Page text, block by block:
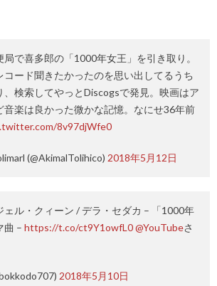
で喜多郎の「1000年女王」を引き取り。
コード聞きたかったのを思い出してるうち
、検索してやっとDiscogsで発見。映画はア
音楽は良かった微かな記憶。なにせ36年前
8v97djWfe0
(@AkimalTolihico) 2018年5月12日
ェル・クィーン / デラ・セダカ – 「1000年
曲 – https://t.co/ct9Y1owfL0@YouTubeさ
2018年5月10日